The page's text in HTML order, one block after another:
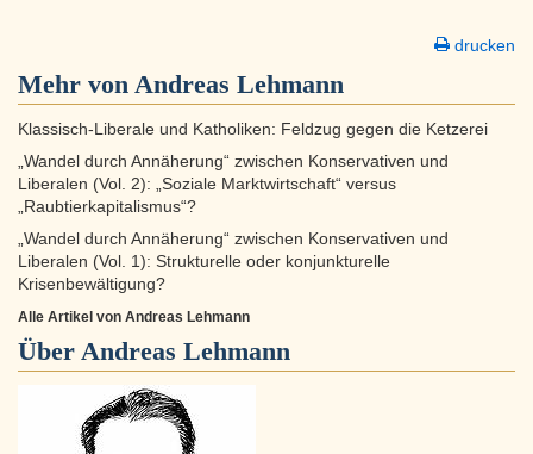
drucken
Mehr von Andreas Lehmann
Klassisch-Liberale und Katholiken: Feldzug gegen die Ketzerei
„Wandel durch Annäherung“ zwischen Konservativen und
Liberalen (Vol. 2): „Soziale Marktwirtschaft“ versus
„Raubtierkapitalismus“?
„Wandel durch Annäherung“ zwischen Konservativen und
Liberalen (Vol. 1): Strukturelle oder konjunkturelle
Krisenbewältigung?
Alle Artikel von Andreas Lehmann
Über Andreas Lehmann